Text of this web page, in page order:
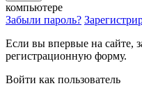
компьютере
Забыли пароль?
Если вы впервые на сайте,
регистрационную форму.
Войти как пользователь